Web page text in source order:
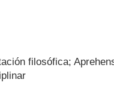
filosófica;